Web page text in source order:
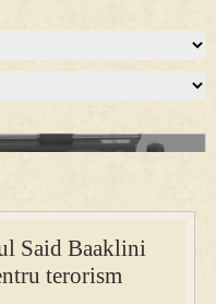
costume, cu gulere albe
controversatele
Said Baaklini
terorism